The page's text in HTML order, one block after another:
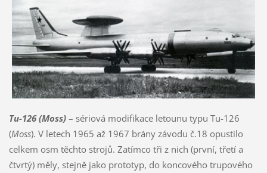
Tu-126 (Moss)– sériová modifikace letounu typu Tu-126
(Moss). V letech 1965 až 1967 brány závodu č.18 opustilo
celkem osm těchto strojů. Zatímco tři z nich (první, třetí a
čtvrtý) měly, stejně jako prototyp, do koncového trupového